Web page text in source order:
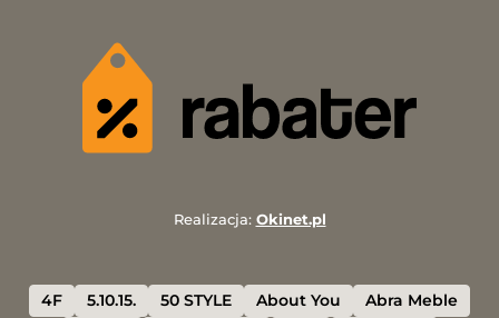
Realizacja: Okinet.pl
4F 5.10.15. 50 STYLE About You Abra Meble